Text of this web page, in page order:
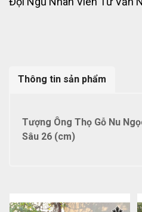
Thông tin sản phẩm
Tượng Ông Thọ Gỗ Nu
Sâu 26 (cm)